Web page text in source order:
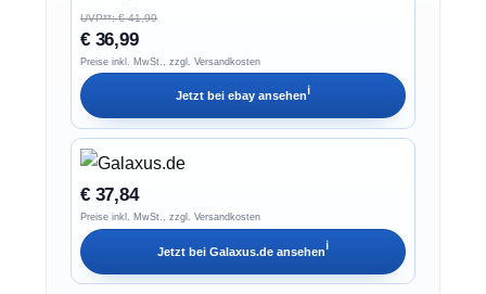
UVP**: € 41,99
€ 36,99
Preise inkl. MwSt., zzgl. Versandkosten
Jetzt bei ebay ansehenℹ︎
€ 37,84
Preise inkl. MwSt., zzgl. Versandkosten
Jetzt bei Galaxus.de ansehenℹ︎